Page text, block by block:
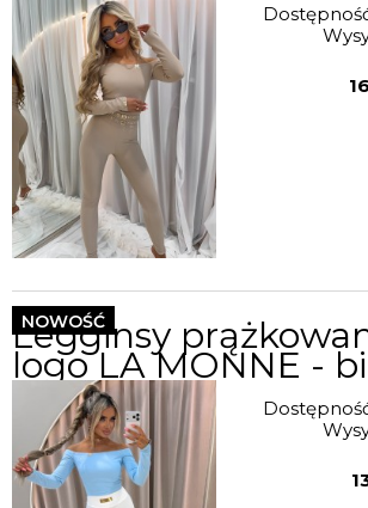
Legginsy
logo LA MONNE -
NOWOŚĆ